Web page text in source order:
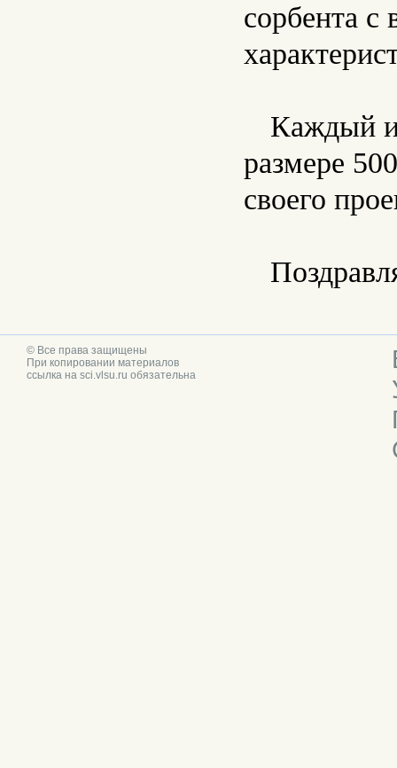
сорбента
Каждый
размере
своего
© Все права защищены
При копировании материалов
ссылка на sci.vlsu.ru обязательна